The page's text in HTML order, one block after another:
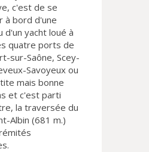
c'est de se
à bord d'une
d'un yacht loué à
quatre ports de
sur-Saône, Scey-
Savoyeux ou
mais bonne
et c'est parti
la traversée du
Albin (681 m.)